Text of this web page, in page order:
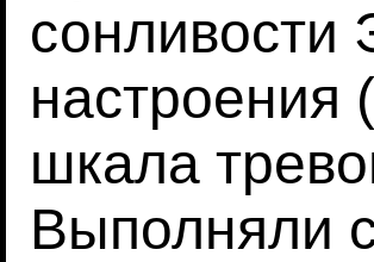
настроения
шкала
Выполняли